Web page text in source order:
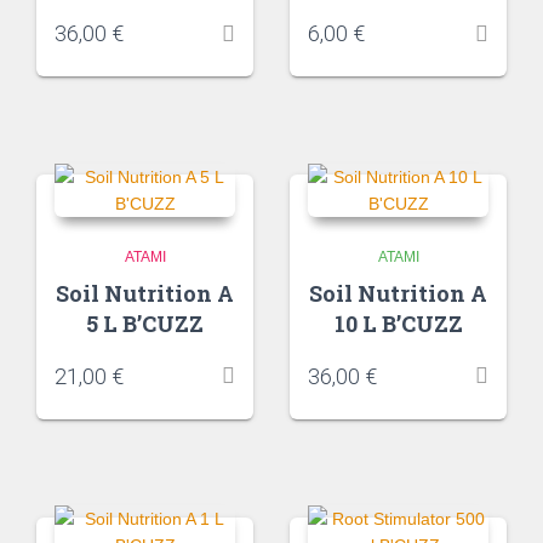
36,00 € 6,00 €
ATAMI
Soil Nutrition A
5 L B’CUZZ
21,00 €
ATAMI
Soil Nutrition A
10 L B’CUZZ
36,00 €